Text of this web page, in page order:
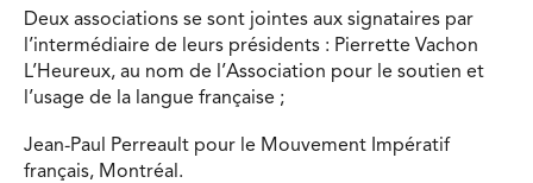
Deux associations se sont jointes aux signataires par
l’intermédiaire de leurs présidents : Pierrette Vachon
L’Heureux, au nom de l’Association pour le soutien et
l’usage de la langue française ;
Jean-Paul Perreault pour le Mouvement Impératif
français, Montréal.